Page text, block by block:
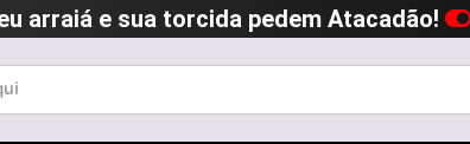
arraiá e sua torcida pedem Atacadão!